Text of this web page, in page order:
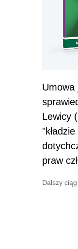
Umowa
Lewicy
praw
Dalszy